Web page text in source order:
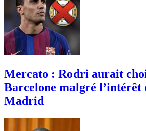
Mercato : Rodri aurait
Barcelone malgré l’intérêt
Madrid